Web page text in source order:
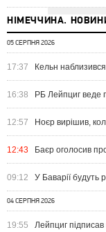
НІМЕЧЧИНА.
05 СЕРПНЯ 2026
17:37 Кельн
16:38 РБ Лейпциг веде
12:57 Ноєр вирішив,
12:43 Баєр оголосив
09:12 У Баварії будуть
04 СЕРПНЯ 2026
19:55 Лейпциг